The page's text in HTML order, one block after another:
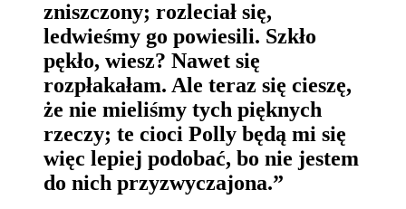
zniszczony; rozleciał się,
ledwieśmy go powiesili. Szkło
pękło, wiesz? Nawet się
rozpłakałam. Ale teraz się cieszę,
że nie mieliśmy tych pięknych
rzeczy; te cioci Polly będą mi się
więc lepiej podobać, bo nie jestem
do nich przyzwyczajona.”